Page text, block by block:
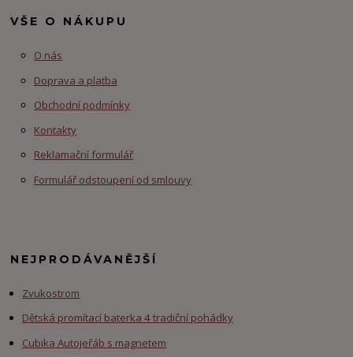
VŠE O NÁKUPU
O nás
Doprava a platba
Obchodní podmínky
Kontakty
Reklamační formulář
Formulář odstoupení od smlouvy
NEJPRODÁVANĚJŠÍ
Zvukostrom
Dětská promítací baterka 4 tradiční pohádky
Cubika Autojeřáb s magnetem